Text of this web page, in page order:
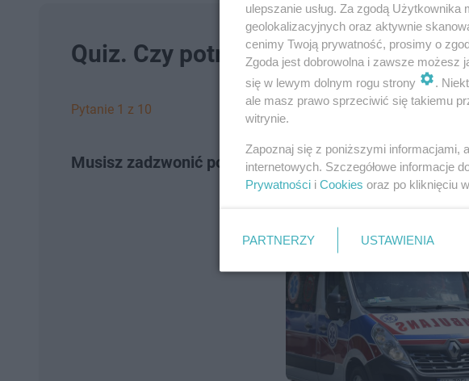
Quiz. Czy potrafisz udzielić
Pytanie 1 z 10
Musisz zadzwonić po pogotowie. Który numer
ulepszanie usług. Za zgodą
geolokalizacyjnych oraz aktywnie
cenimy Twoją prywatność, prosimy o
Zgoda jest dobrowolna i zawsze
się w lewym dolnym rogu strony
.
ale masz prawo sprzeciwić się takiemu
witrynie.
Zapoznaj się z poniższymi informacjami,
internetowych. Szczegółowe informacje
Prywatności i Cookies oraz po kliknięciu
PARTNERZY USTAWIENIA